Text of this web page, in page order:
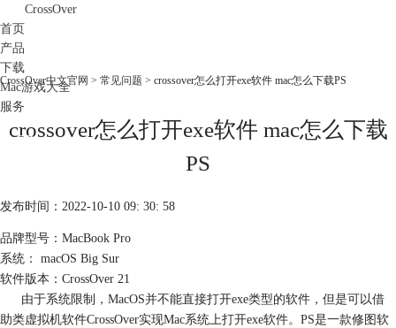
CrossOver
首页
产品
下载
Mac游戏大全
服务
购买
CrossOver中文官网 > 常见问题 > crossover怎么打开exe软件 mac怎么下载PS
crossover怎么打开exe软件 mac怎么下载
PS
发布时间：2022-10-10 09: 30: 58
品牌型号：MacBook Pro
系统： macOS Big Sur
软件版本：CrossOver 21
由于系统限制，MacOS并不能直接打开exe类型的软件，但是可以借
助类虚拟机软件CrossOver实现Mac系统上打开exe软件。PS是一款修图软